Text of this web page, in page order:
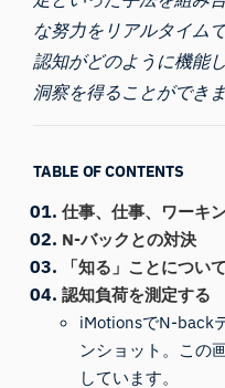
な努力をリアルタイム
認知がどのように機能
洞察を得ることができま
TABLE OF CONTENTS
仕事、仕事、ワーキ
N-バックとの対決
「知る」ことについ
認知負荷を測定する
iMotionsでN-back
ンショット。この
しています。